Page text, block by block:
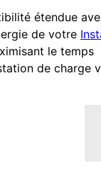
étendue
de votre
le temps
de charge